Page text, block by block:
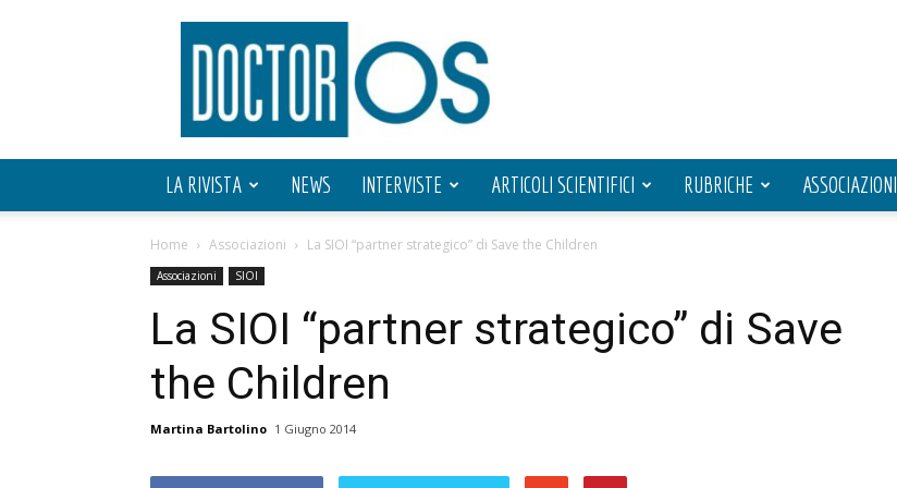
Doctor
OS
LA RIVISTA NEWS INTERVISTE ARTICOLI SCIENTIFICI RUBRICHE ASSOCIAZIONI
Home Associazioni La SIOI “partner strategico” di Save the Children
Associazioni SIOI
La SIOI “partner strategico” di Save
the Children
Martina Bartolino 1 Giugno 2014